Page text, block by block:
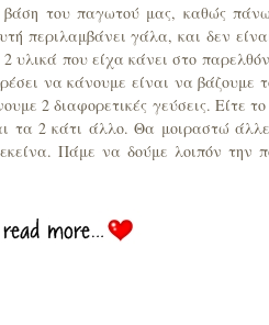
του παγωτού μας, καθώς
περιλαμβάνει γάλα, και δεν
που είχα κάνει στο
να κάνουμε είναι να βάζουμε
2 διαφορετικές γεύσεις. Είτε
τα 2 κάτι άλλο. Θα μοιραστώ
Πάμε να δούμε λοιπόν την